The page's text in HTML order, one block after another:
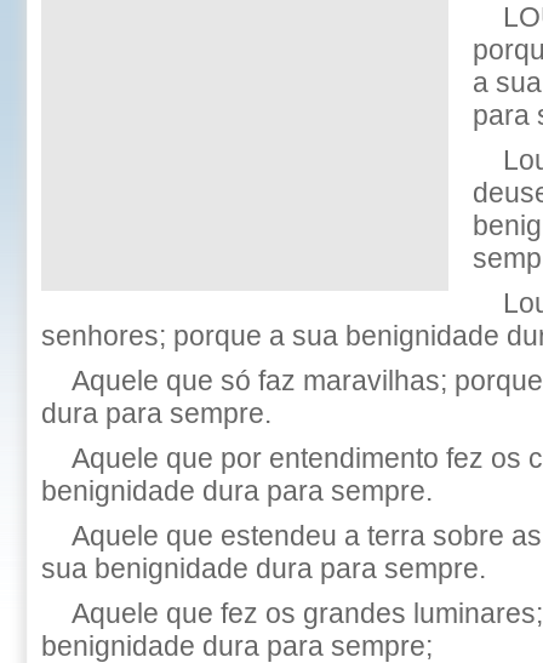
a
para
senhores; porque a sua benignidade
Aquele que só faz maravilhas;
dura para sempre.
Aquele que por entendimento fez os
benignidade dura para sempre.
Aquele que estendeu a terra sobre
sua benignidade dura para sempre.
Aquele que fez os grandes
benignidade dura para sempre;